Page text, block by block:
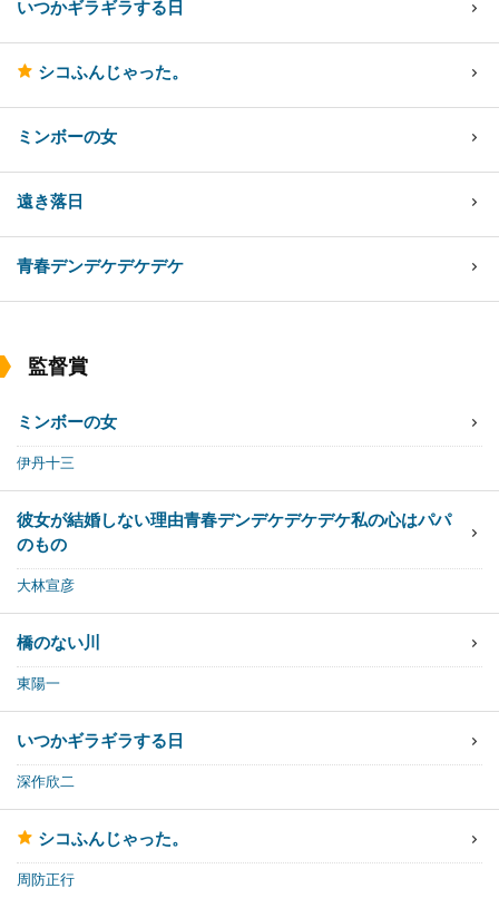
いつかギラギラする日
シコふんじゃった。
ミンボーの女
遠き落日
青春デンデケデケデケ
監督賞
ミンボーの女
伊丹十三
彼女が結婚しない理由青春デンデケデケデケ私の心はパパ
のもの
大林宣彦
橋のない川
東陽一
いつかギラギラする日
深作欣二
シコふんじゃった。
周防正行